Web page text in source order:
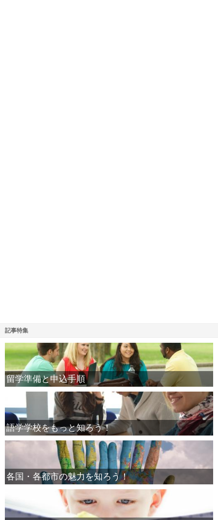
記事特集
留学準備と申込手順
語学学校をもっと知ろう！
各国・各都市の魅力を知ろう！